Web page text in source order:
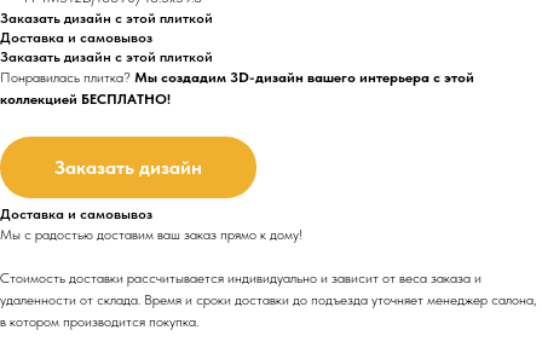
Заказать дизайн с этой плиткой
Доставка и самовывоз
Заказать дизайн с этой плиткой
Понравилась плитка? Мы создадим 3D-дизайн вашего интерьера с этой
коллекцией БЕСПЛАТНО!
Заказать дизайн
Доставка и самовывоз
Мы с радостью доставим ваш заказ прямо к дому!
Стоимость доставки рассчитывается индивидуально и зависит от веса заказа и
удаленности от склада. Время и сроки доставки до подъезда уточняет менеджер салона,
в котором производится покупка.